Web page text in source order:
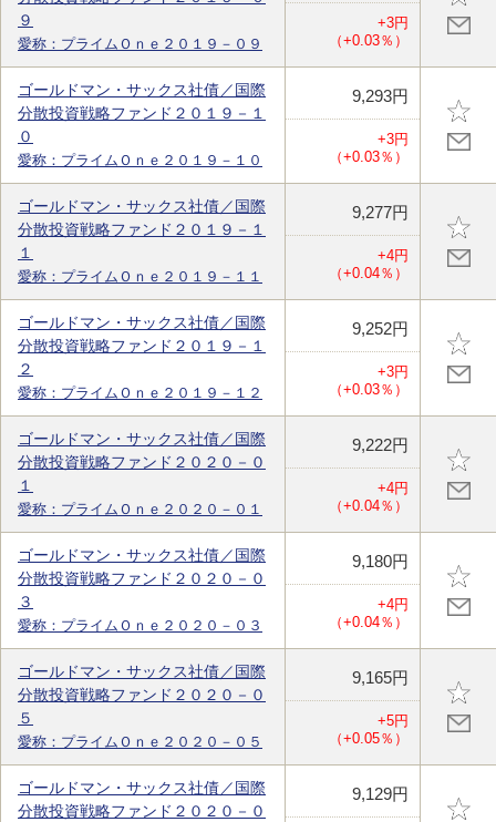
９
愛称：プライムＯｎｅ２０１９－０９
+3円
（+0.03％）
ゴールドマン・サックス社債／国際
分散投資戦略ファンド２０１９－１
０
愛称：プライムＯｎｅ２０１９－１０
9,293円
+3円
（+0.03％）
ゴールドマン・サックス社債／国際
分散投資戦略ファンド２０１９－１
１
愛称：プライムＯｎｅ２０１９－１１
9,277円
+4円
（+0.04％）
ゴールドマン・サックス社債／国際
分散投資戦略ファンド２０１９－１
２
愛称：プライムＯｎｅ２０１９－１２
9,252円
+3円
（+0.03％）
ゴールドマン・サックス社債／国際
分散投資戦略ファンド２０２０－０
１
愛称：プライムＯｎｅ２０２０－０１
9,222円
+4円
（+0.04％）
ゴールドマン・サックス社債／国際
分散投資戦略ファンド２０２０－０
３
愛称：プライムＯｎｅ２０２０－０３
9,180円
+4円
（+0.04％）
ゴールドマン・サックス社債／国際
分散投資戦略ファンド２０２０－０
５
愛称：プライムＯｎｅ２０２０－０５
9,165円
+5円
（+0.05％）
ゴールドマン・サックス社債／国際
分散投資戦略ファンド２０２０－０
9,129円